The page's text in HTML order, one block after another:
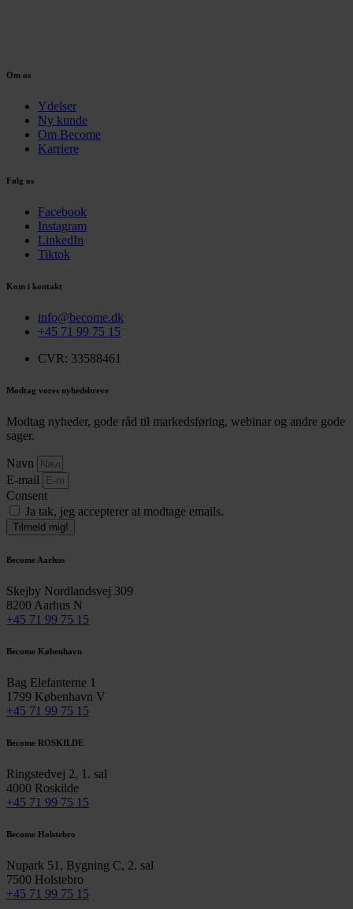
Om os
Ydelser
Ny kunde
Om Become
Karriere
Følg os
Facebook
Instagram
LinkedIn
Tiktok
Kom i kontakt
info@become.dk
+45 71 99 75 15
CVR: 33588461
Modtag vores nyhedsbreve
Modtag nyheder, gode råd til markedsføring, webinar og andre gode
sager.
Navn
E-mail
Consent
Ja tak, jeg accepterer at modtage emails.
Tilmeld mig!
Become Aarhus
Skejby Nordlandsvej 309
8200 Aarhus N
+45 71 99 75 15
Become København
Bag Elefanterne 1
1799 København V
+45 71 99 75 15
Become ROSKILDE
Ringstedvej 2, 1. sal
4000 Roskilde
+45 71 99 75 15
Become Holstebro
Nupark 51, Bygning C, 2. sal
7500 Holstebro
+45 71 99 75 15